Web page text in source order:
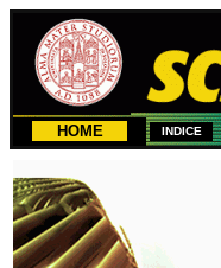
HOME INDICE